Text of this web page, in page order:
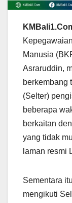
Manusia
Asraruddin,
berkembang
(Selter)
beberapa
berkaitan
yang tidak
laman resmi
Sementara
mengikuti